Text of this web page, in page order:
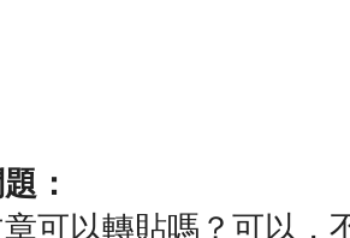
：
可以轉貼嗎？可以，